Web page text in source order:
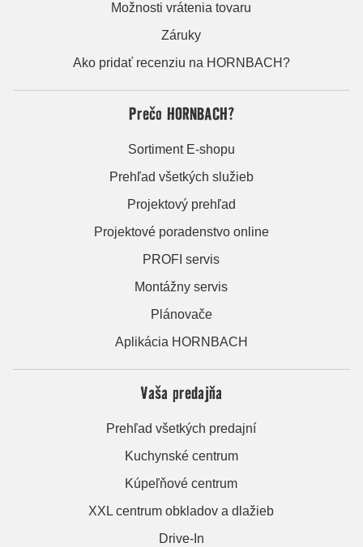
Možnosti vrátenia tovaru
Záruky
Ako pridať recenziu na HORNBACH?
Prečo HORNBACH?
Sortiment E-shopu
Prehľad všetkých služieb
Projektový prehľad
Projektové poradenstvo online
PROFI servis
Montážny servis
Plánovače
Aplikácia HORNBACH
Vaša predajňa
Prehľad všetkých predajní
Kuchynské centrum
Kúpeľňové centrum
XXL centrum obkladov a dlažieb
Drive-In